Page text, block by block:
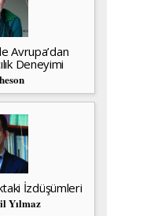
Avrupa’dan
Deneyimi
İzdüşümleri
Yılmaz